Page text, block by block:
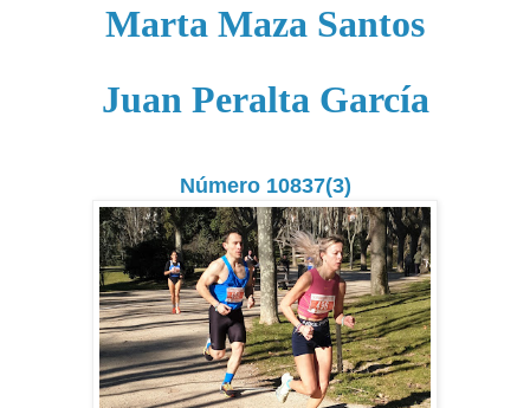
Marta Maza Santos
Juan Peralta García
Número 10837(3)